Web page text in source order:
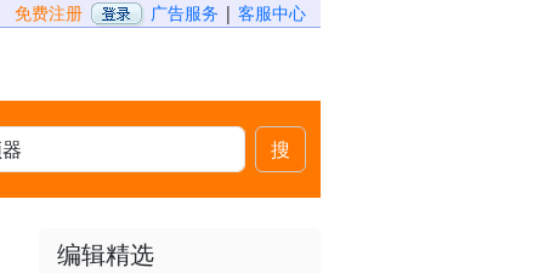
免费注册 广告服务 | 客服中心
搜
编辑精选